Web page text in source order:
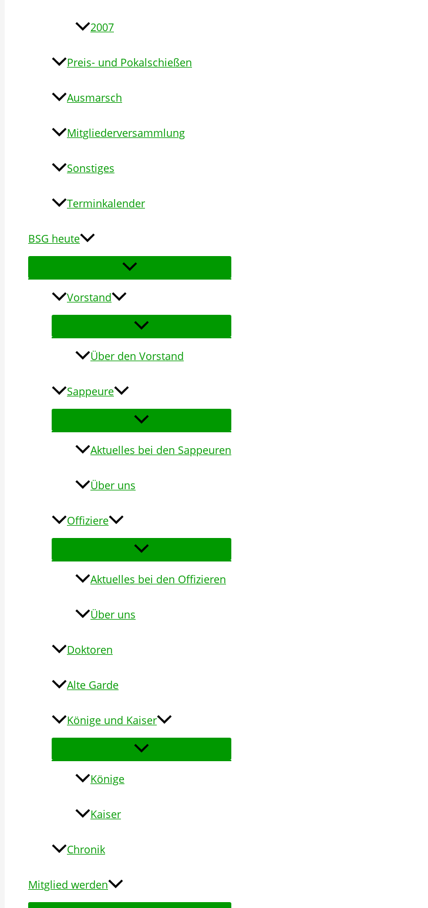
2007
Preis- und Pokalschießen
Ausmarsch
Mitgliederversammlung
Sonstiges
Terminkalender
BSG heute
Vorstand
Über den Vorstand
Sappeure
Aktuelles bei den Sappeuren
Über uns
Offiziere
Aktuelles bei den Offizieren
Über uns
Doktoren
Alte Garde
Könige und Kaiser
Könige
Kaiser
Chronik
Mitglied werden